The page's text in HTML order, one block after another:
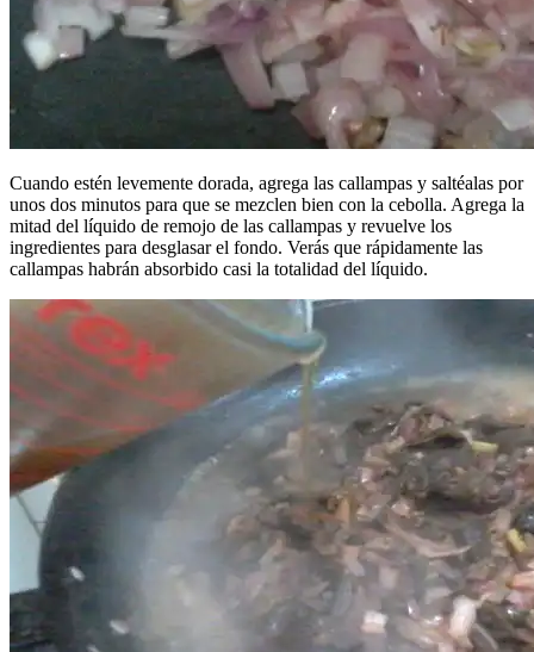
Cuando estén levemente dorada, agrega las callampas y saltéalas por
unos dos minutos para que se mezclen bien con la cebolla. Agrega la
mitad del líquido de remojo de las callampas y revuelve los
ingredientes para desglasar el fondo. Verás que rápidamente las
callampas habrán absorbido casi la totalidad del líquido.